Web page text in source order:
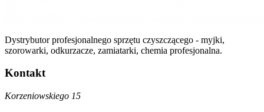
Dystrybutor profesjonalnego sprzętu czyszczącego - myjki,
szorowarki, odkurzacze, zamiatarki, chemia profesjonalna.
Kontakt
Korzeniowskiego 15